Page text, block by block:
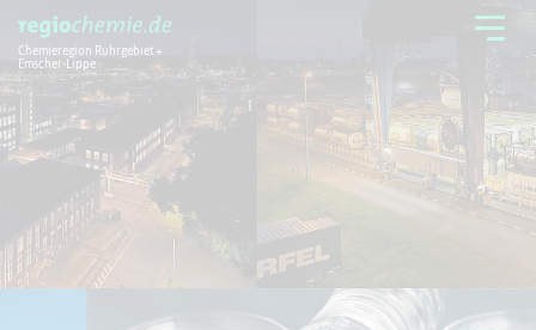
Chemieregion Ruhrgebiet +
Emscher-Lippe
Chemieregion
Aktuelles + Service